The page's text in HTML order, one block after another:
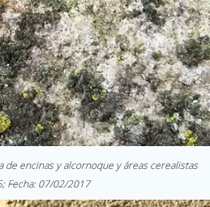
de encinas y alcornoque y áreas cerealistas
Fecha: 07/02/2017